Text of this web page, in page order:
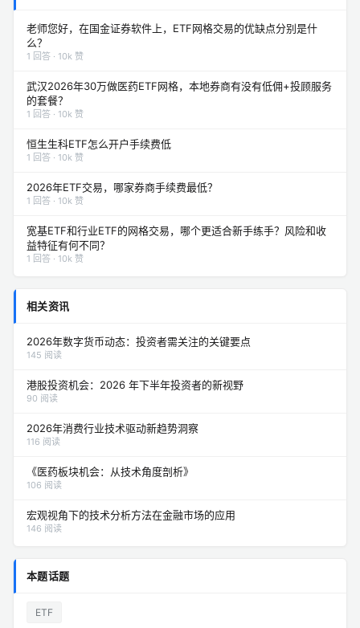
老师您好，在国金证券软件上，ETF网格交易的优缺点分别是什
么？
1 回答 · 10k 赞
武汉2026年30万做医药ETF网格，本地券商有没有低佣+投顾服务
的套餐？
1 回答 · 10k 赞
恒生生科ETF怎么开户手续费低
1 回答 · 10k 赞
2026年ETF交易，哪家券商手续费最低？
1 回答 · 10k 赞
宽基ETF和行业ETF的网格交易，哪个更适合新手练手？风险和收
益特征有何不同？
1 回答 · 10k 赞
相关资讯
2026年数字货币动态：投资者需关注的关键要点
145 阅读
港股投资机会：2026 年下半年投资者的新视野
90 阅读
2026年消费行业技术驱动新趋势洞察
116 阅读
《医药板块机会：从技术角度剖析》
106 阅读
宏观视角下的技术分析方法在金融市场的应用
146 阅读
本题话题
ETF